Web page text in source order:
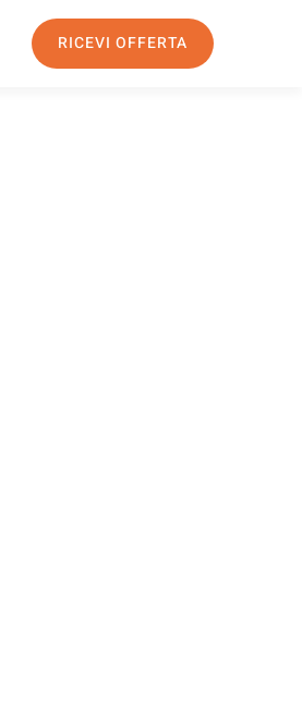
RICEVI OFFERTA